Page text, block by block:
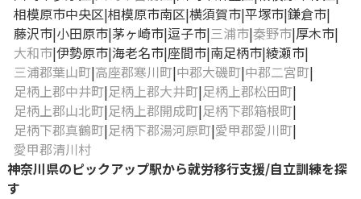
相模原市中央区 相模原市南区 横須賀市 平塚市 鎌倉市
藤沢市 小田原市 茅ヶ崎市 逗子市 三浦市 秦野市 厚木市
大和市 伊勢原市 海老名市 座間市 南足柄市 綾瀬市
三浦郡葉山町 高座郡寒川町 中郡大磯町 中郡二宮町
足柄上郡中井町 足柄上郡大井町 足柄上郡松田町
足柄上郡山北町 足柄上郡開成町 足柄下郡箱根町
足柄下郡真鶴町 足柄下郡湯河原町 愛甲郡愛川町
愛甲郡清川村
神奈川県のピックアップ駅から就労移行支援/自立訓練を探
す